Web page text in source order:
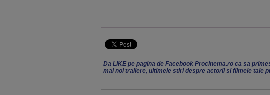
Da LIKE pe pagina de Facebook Procinema.ro ca sa
mai noi trailere, ultimele stiri despre actorii si filmele tale